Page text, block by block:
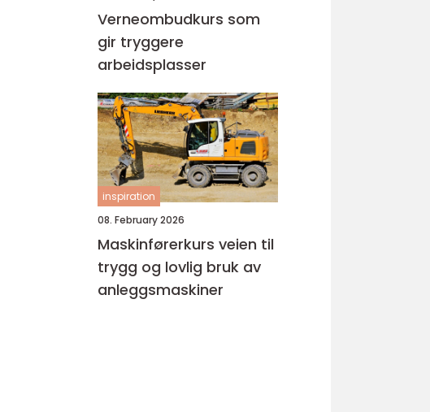
Verneombudkurs som
gir tryggere
arbeidsplasser
inspiration
08. February 2026
Maskinførerkurs veien til
trygg og lovlig bruk av
anleggsmaskiner